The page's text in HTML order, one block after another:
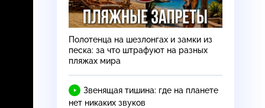
Полотенца на шезлонгах и замки из
песка: за что штрафуют на разных
пляжах мира
Звенящая тишина: где на планете
нет никаких звуков